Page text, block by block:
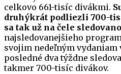
celkovo 661-tisíc divákmi.
druhýkrát podliezli 700-
sa tak už na čele
najsledovanejšieho
svojim nedeľným vydaniam
posledné dva týždne
takmer 700-tisíc divákov.